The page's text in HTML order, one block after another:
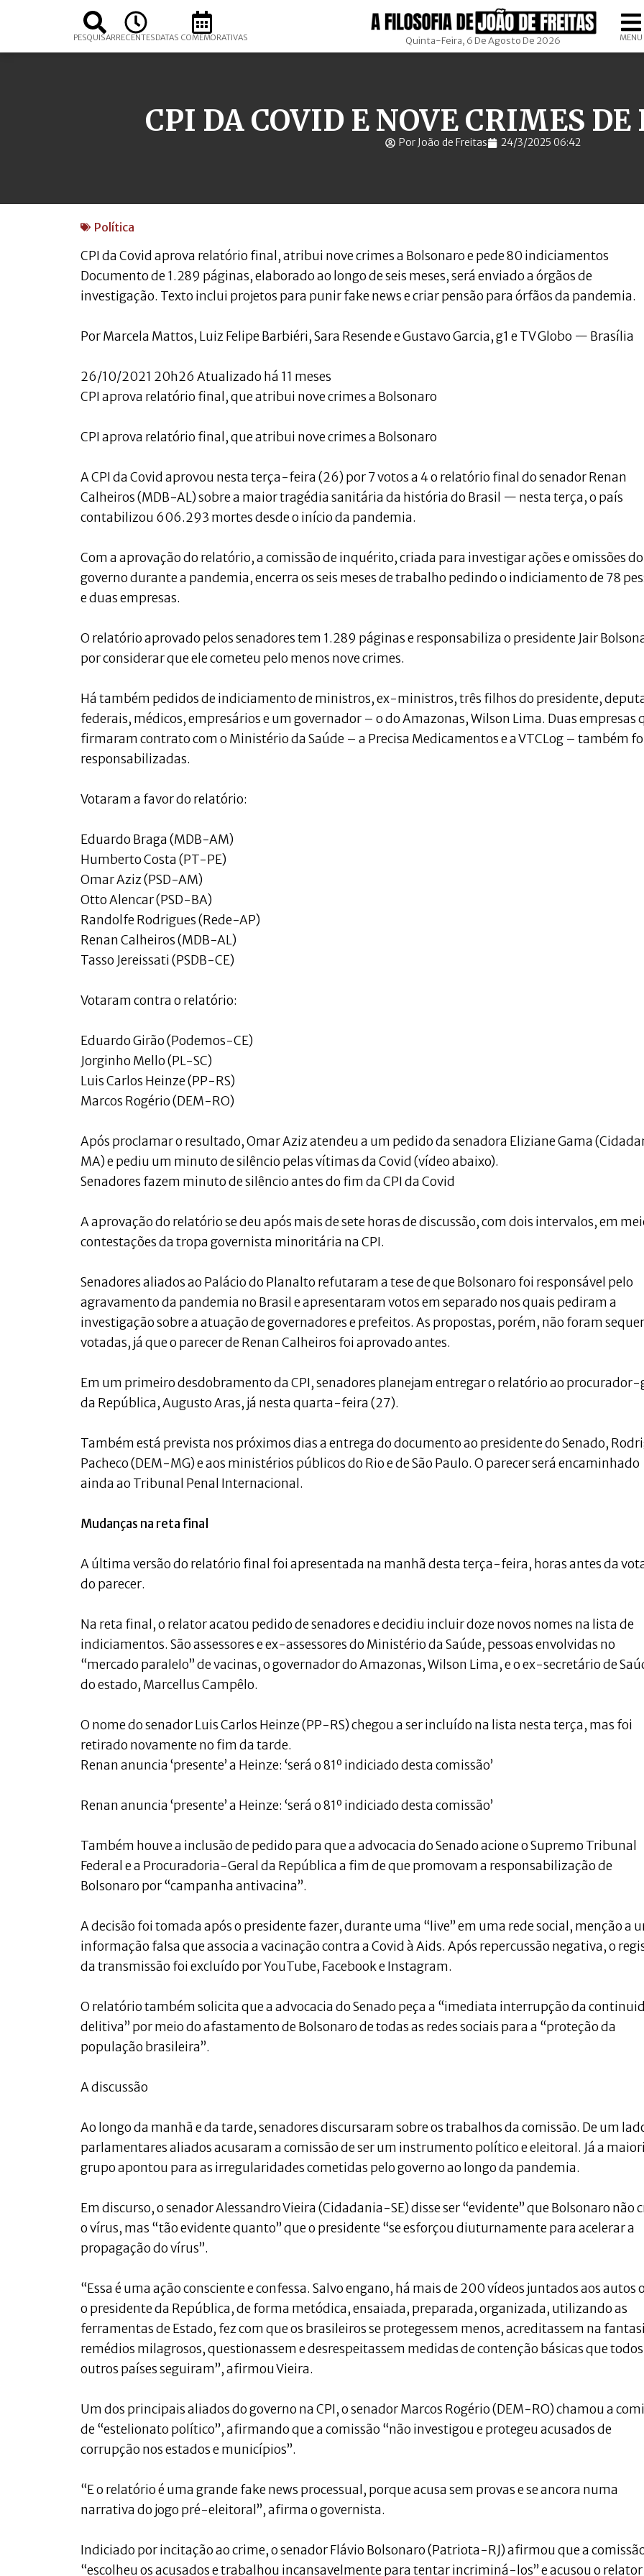
PESQUISARRECENTESDATAS COMEMORATIVAS Quinta-Feira, 6 De Agosto De 2026 MENU
CPI DA COVID E NOVE CRIMES DE
Por João de Freitas 24/3/2025 06:42
Política
CPI da Covid aprova relatório final, atribui nove crimes a Bolsonaro e pede 80 indiciamentos
Documento de 1.289 páginas, elaborado ao longo de seis meses, será enviado a órgãos de
investigação. Texto inclui projetos para punir fake news e criar pensão para órfãos da pandemia.
Por Marcela Mattos, Luiz Felipe Barbiéri, Sara Resende e Gustavo Garcia, g1 e TV Globo — Brasília
26/10/2021 20h26 Atualizado há 11 meses
CPI aprova relatório final, que atribui nove crimes a Bolsonaro
CPI aprova relatório final, que atribui nove crimes a Bolsonaro
A CPI da Covid aprovou nesta terça-feira (26) por 7 votos a 4 o relatório final do senador Renan
Calheiros (MDB-AL) sobre a maior tragédia sanitária da história do Brasil — nesta terça, o país
contabilizou 606.293 mortes desde o início da pandemia.
Com a aprovação do relatório, a comissão de inquérito, criada para investigar ações e omissões do
governo durante a pandemia, encerra os seis meses de trabalho pedindo o indiciamento de 78
e duas empresas.
O relatório aprovado pelos senadores tem 1.289 páginas e responsabiliza o presidente Jair
por considerar que ele cometeu pelo menos nove crimes.
Há também pedidos de indiciamento de ministros, ex-ministros, três filhos do presidente,
federais, médicos, empresários e um governador – o do Amazonas, Wilson Lima. Duas empresas
firmaram contrato com o Ministério da Saúde – a Precisa Medicamentos e a VTCLog – também
responsabilizadas.
Votaram a favor do relatório:
Eduardo Braga (MDB-AM)
Humberto Costa (PT-PE)
Omar Aziz (PSD-AM)
Otto Alencar (PSD-BA)
Randolfe Rodrigues (Rede-AP)
Renan Calheiros (MDB-AL)
Tasso Jereissati (PSDB-CE)
Votaram contra o relatório:
Eduardo Girão (Podemos-CE)
Jorginho Mello (PL-SC)
Luis Carlos Heinze (PP-RS)
Marcos Rogério (DEM-RO)
Após proclamar o resultado, Omar Aziz atendeu a um pedido da senadora Eliziane Gama
MA) e pediu um minuto de silêncio pelas vítimas da Covid (vídeo abaixo).
Senadores fazem minuto de silêncio antes do fim da CPI da Covid
A aprovação do relatório se deu após mais de sete horas de discussão, com dois intervalos, em
contestações da tropa governista minoritária na CPI.
Senadores aliados ao Palácio do Planalto refutaram a tese de que Bolsonaro foi responsável pelo
agravamento da pandemia no Brasil e apresentaram votos em separado nos quais pediram a
investigação sobre a atuação de governadores e prefeitos. As propostas, porém, não foram sequer
votadas, já que o parecer de Renan Calheiros foi aprovado antes.
Em um primeiro desdobramento da CPI, senadores planejam entregar o relatório ao procurador-
da República, Augusto Aras, já nesta quarta-feira (27).
Também está prevista nos próximos dias a entrega do documento ao presidente do Senado,
Pacheco (DEM-MG) e aos ministérios públicos do Rio e de São Paulo. O parecer será encaminhado
ainda ao Tribunal Penal Internacional.
Mudanças na reta final
A última versão do relatório final foi apresentada na manhã desta terça-feira, horas antes da
do parecer.
Na reta final, o relator acatou pedido de senadores e decidiu incluir doze novos nomes na lista de
indiciamentos. São assessores e ex-assessores do Ministério da Saúde, pessoas envolvidas no
“mercado paralelo” de vacinas, o governador do Amazonas, Wilson Lima, e o ex-secretário de
do estado, Marcellus Campêlo.
O nome do senador Luis Carlos Heinze (PP-RS) chegou a ser incluído na lista nesta terça, mas foi
retirado novamente no fim da tarde.
Renan anuncia ‘presente’ a Heinze: ‘será o 81º indiciado desta comissão’
Renan anuncia ‘presente’ a Heinze: ‘será o 81º indiciado desta comissão’
Também houve a inclusão de pedido para que a advocacia do Senado acione o Supremo Tribunal
Federal e a Procuradoria-Geral da República a fim de que promovam a responsabilização de
Bolsonaro por “campanha antivacina”.
A decisão foi tomada após o presidente fazer, durante uma “live” em uma rede social, menção a
informação falsa que associa a vacinação contra a Covid à Aids. Após repercussão negativa, o
da transmissão foi excluído por YouTube, Facebook e Instagram.
O relatório também solicita que a advocacia do Senado peça a “imediata interrupção da
delitiva” por meio do afastamento de Bolsonaro de todas as redes sociais para a “proteção da
população brasileira”.
A discussão
Ao longo da manhã e da tarde, senadores discursaram sobre os trabalhos da comissão. De um
parlamentares aliados acusaram a comissão de ser um instrumento político e eleitoral. Já a
grupo apontou para as irregularidades cometidas pelo governo ao longo da pandemia.
Em discurso, o senador Alessandro Vieira (Cidadania-SE) disse ser “evidente” que Bolsonaro não
o vírus, mas “tão evidente quanto” que o presidente “se esforçou diuturnamente para acelerar a
propagação do vírus”.
“Essa é uma ação consciente e confessa. Salvo engano, há mais de 200 vídeos juntados aos autos
o presidente da República, de forma metódica, ensaiada, preparada, organizada, utilizando as
ferramentas de Estado, fez com que os brasileiros se protegessem menos, acreditassem na
remédios milagrosos, questionassem e desrespeitassem medidas de contenção básicas que todos
outros países seguiram”, afirmou Vieira.
Um dos principais aliados do governo na CPI, o senador Marcos Rogério (DEM-RO) chamou a
de “estelionato político”, afirmando que a comissão “não investigou e protegeu acusados de
corrupção nos estados e municípios”.
“E o relatório é uma grande fake news processual, porque acusa sem provas e se ancora numa
narrativa do jogo pré-eleitoral”, afirma o governista.
Indiciado por incitação ao crime, o senador Flávio Bolsonaro (Patriota-RJ) afirmou que a
“escolheu os acusados e trabalhou incansavelmente para tentar incriminá-los” e acusou o